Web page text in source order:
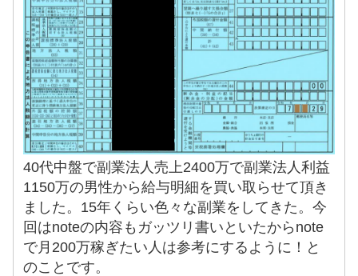
40代中盤で副業法人売上2400万で副業法人利益
1150万の男性から給与明細を買い取らせて頂き
ました。15年くらい色々な副業をしてきた。今
回はnoteの内容もガッツリ書いといたからnote
で月200万稼ぎたい人は参考にするように！と
のことです。